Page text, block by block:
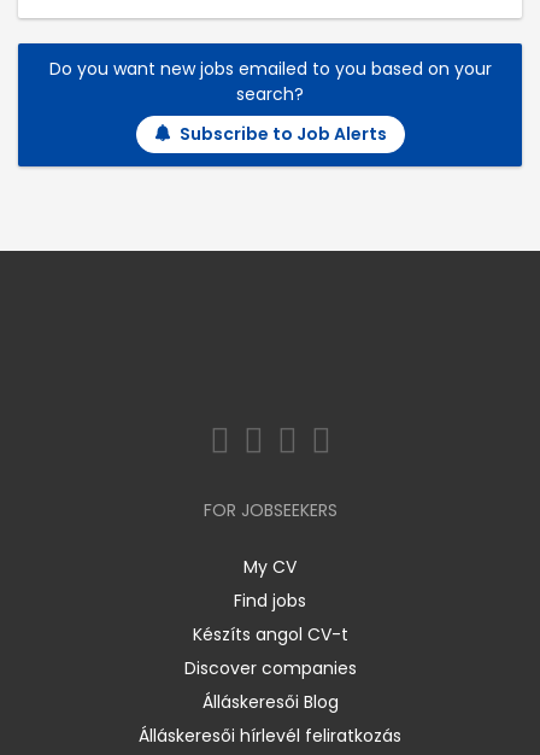
Do you want new jobs emailed to you based on your
search?
Subscribe to Job Alerts
FOR JOBSEEKERS
My CV
Find jobs
Készíts angol CV-t
Discover companies
Álláskeresői Blog
Álláskeresői hírlevél feliratkozás